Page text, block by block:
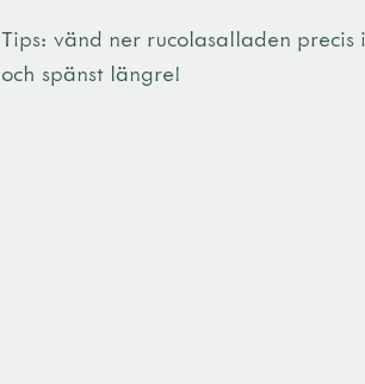
Tips: vänd ner rucolasalladen
och spänst längre!